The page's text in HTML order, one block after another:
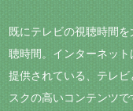
既にテレビの視聴時間
聴時間。インターネッ
提供されている、テレ
スクの高いコンテンツ